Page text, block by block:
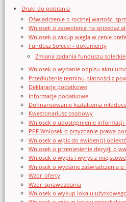
Druki do pobrania
Oświadczenie o rocznej wartości
Wniosek o zezwolenie na sprzedaz
Wniosek o zakup węgla w cenie
Fundusz Sołecki - dokumenty
Zmiana zadania funduszu
Wniosek o wydanie odpisu aktu
Przedłużenie terminu płatności z
Deklaracje podatkowe
Informacje podatkowe
Dofinansowanie kształcenia
Kwestonariusz osobowy
Wniosek o udostępnienie informacji
PPF Wniosek o przyznanie prawa
Wniosek o wpis do ewidencji
Wniosek o przeniesienie decyzji o
Wniosek o wypis i wyrys z
Wniosek o wydanie zaświadczenia
Wzor_oferty
Wzor_sprawozdania
Wniosek o wykup lokalu użytkowego